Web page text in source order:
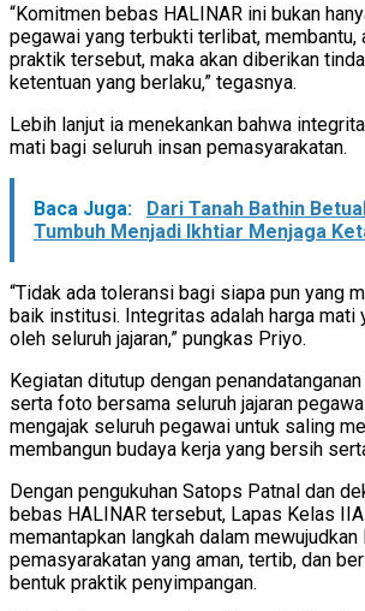
“Komitmen bebas HALINAR ini bukan
pegawai yang terbukti terlibat, membantu,
praktik tersebut, maka akan diberikan
ketentuan yang berlaku,” tegasnya.
Lebih lanjut ia menekankan bahwa
mati bagi seluruh insan pemasyarakatan.
Baca Juga:
Dari Tanah Bathin
Tumbuh Menjadi Ikhtiar Menjaga
“Tidak ada toleransi bagi siapa pun yang
baik institusi. Integritas adalah harga mati
oleh seluruh jajaran,” pungkas Priyo.
Kegiatan ditutup dengan
serta foto bersama seluruh jajaran
mengajak seluruh pegawai untuk saling
membangun budaya kerja yang bersih
Dengan pengukuhan Satops Patnal dan
bebas HALINAR tersebut, Lapas Kelas
memantapkan langkah dalam mewujudkan
pemasyarakatan yang aman, tertib, dan
bentuk praktik penyimpangan.